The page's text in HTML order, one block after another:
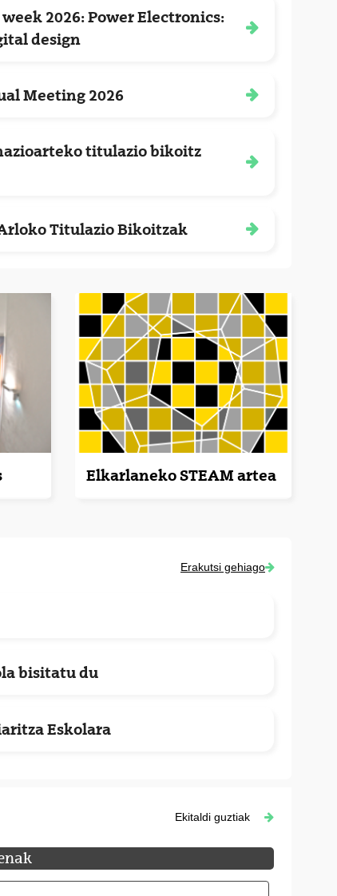
du)
2026: Power Electronics:
design
du)
Meeting 2026
titulazio bikoitz
Titulazio Bikoitzak
Elkarlaneko STEAM artea
Erakutsi gehiago
bisitatu du
Eskolara
Ekitaldi guztiak